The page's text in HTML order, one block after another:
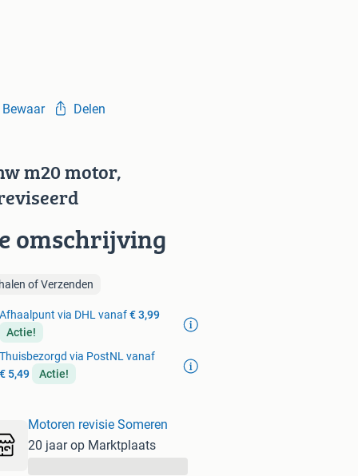
Bewaar Delen
m20 motor,
omschrijving
of Verzenden
Afhaalpunt via DHL vanaf€ 3,99
Actie!
Thuisbezorgd via PostNL vanaf
€ 5,49
Actie!
Motoren revisie Someren
20 jaar op Marktplaats